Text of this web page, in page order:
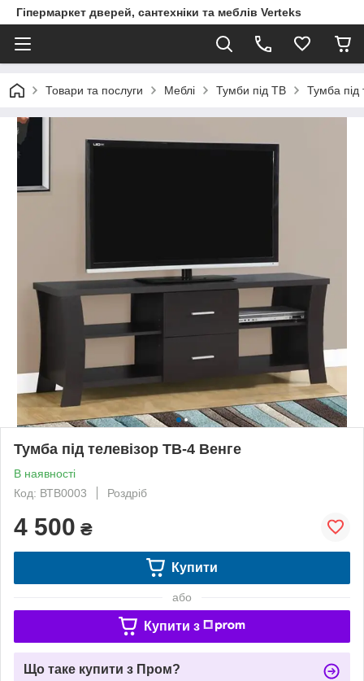
Гіпермаркет дверей, сантехніки та меблів Verteks
Товари та послуги Меблі Тумби під ТВ Тумба під
Тумба під телевізор ТВ-4 Венге
В наявності
Код: ВТВ0003
Роздріб
4 500 ₴
Купити
або
Купити з
Що таке купити з Пром?